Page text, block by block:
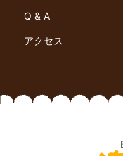
Q & A
アクセス